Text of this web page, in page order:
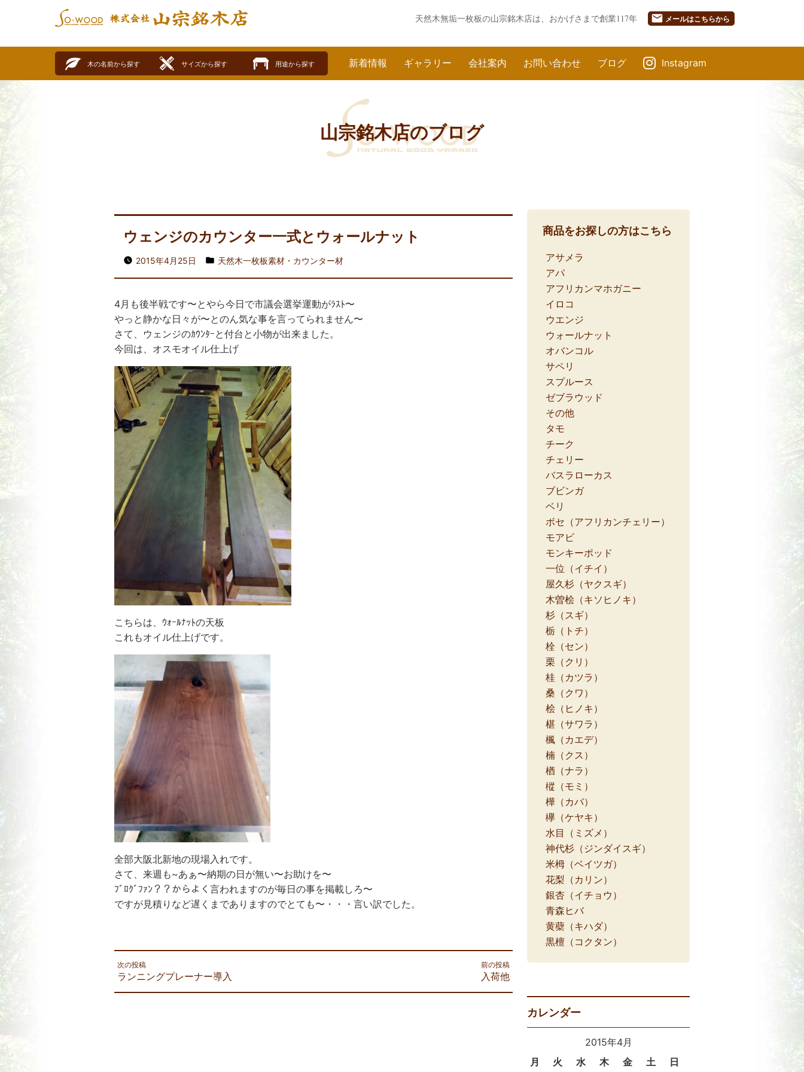
天然木無垢一枚板の山宗銘木店は、おかげさまで創業117年 mail メールはこちらから
木の名前から探す サイズから探す 用途から探す 新着情報 ギャラリー 会社案内 お問い合わせ ブログ Instagram
山宗銘木店のブログ
ウェンジのカウンター一式とウォールナット
2015年4月25日 天然木一枚板素材・カウンター材
4月も後半戦です〜とやら今日で市議会選挙運動がﾗｽﾄ〜
やっと静かな日々が〜とのん気な事を言ってられません〜
さて、ウェンジのｶｳﾝﾀｰと付台と小物が出来ました。
今回は、オスモオイル仕上げ
こちらは、ｳｫｰﾙﾅｯﾄの天板
これもオイル仕上げです。
全部大阪北新地の現場入れです。
さて、来週も~あぁ〜納期の日が無い〜お助けを〜
ﾌﾞﾛｸﾞﾌｧﾝ？？からよく言われますのが毎日の事を掲載しろ〜
ですが見積りなど遅くまでありますのでとても〜・・・言い訳でした。
前の投稿
入荷他
次の投稿
ランニングプレーナー導入
商品をお探しの方はこちら
アサメラ
アパ
アフリカンマホガニー
イロコ
ウエンジ
ウォールナット
オバンコル
サペリ
スプルース
ゼブラウッド
その他
タモ
チーク
チェリー
バスラローカス
ブビンガ
ベリ
ボセ（アフリカンチェリー）
モアビ
モンキーポッド
一位（イチイ）
屋久杉（ヤクスギ）
木曽桧（キソヒノキ）
杉（スギ）
栃（トチ）
栓（セン）
栗（クリ）
桂（カツラ）
桑（クワ）
桧（ヒノキ）
椹（サワラ）
楓（カエデ）
楠（クス）
楢（ナラ）
樅（モミ）
樺（カバ）
欅（ケヤキ）
水目（ミズメ）
神代杉（ジンダイスギ）
米栂（ベイツガ）
花梨（カリン）
銀杏（イチョウ）
青森ヒバ
黄蘗（キハダ）
黒檀（コクタン）
カレンダー
2015年4月
月
火 水 木 金 土 日